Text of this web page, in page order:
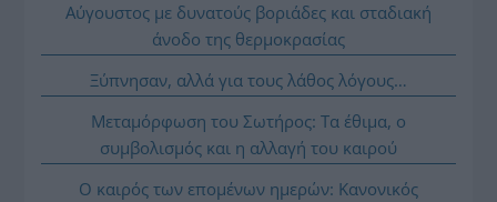
Αύγουστος με δυνατούς βοριάδες και σταδιακή
άνοδο της θερμοκρασίας
Ξύπνησαν, αλλά για τους λάθος λόγους…
Μεταμόρφωση του Σωτήρος: Τα έθιμα, ο
συμβολισμός και η αλλαγή του καιρού
Ο καιρός των επομένων ημερών: Κανονικός